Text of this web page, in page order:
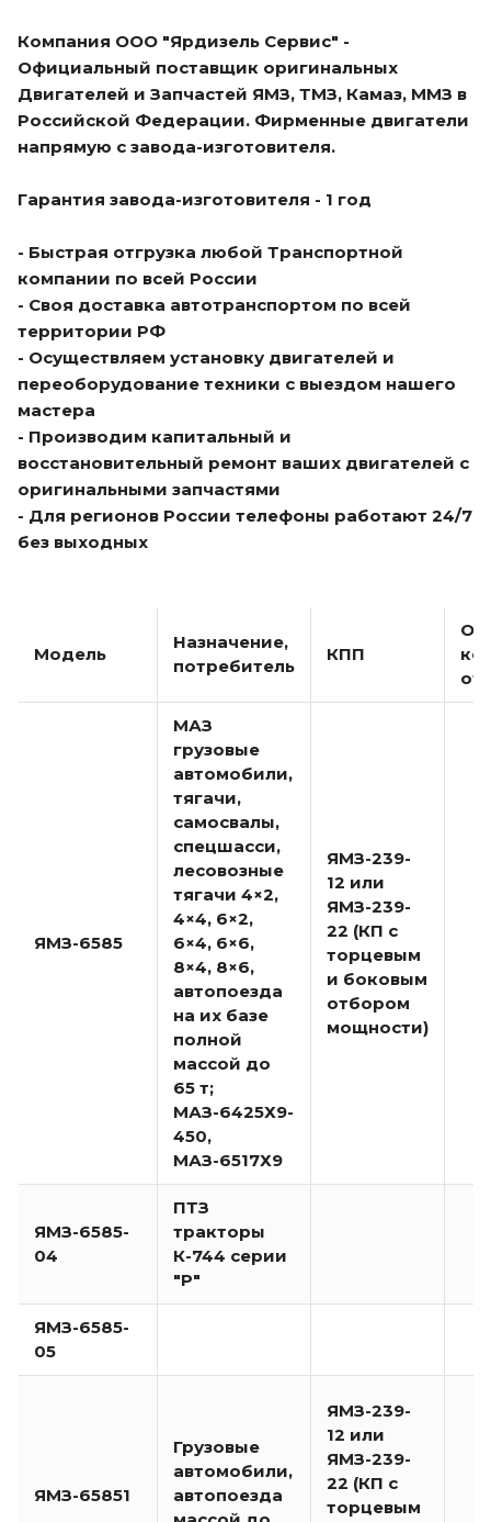
Компания ООО "Ярдизель Сервис" -
Официальный поставщик оригинальных
Двигателей и Запчастей ЯМЗ, ТМЗ, Камаз, ММЗ в
Российской Федерации. Фирменные двигатели
напрямую с завода-изготовителя.
Гарантия завода-изготовителя - 1 год
- Быстрая отгрузка любой Транспортной
компании по всей России
- Своя доставка автотранспортом по всей
территории РФ
- Осуществляем установку двигателей и
переоборудование техники с выездом нашего
мастера
- Производим капитальный и
восстановительный ремонт ваших двигателей с
оригинальными запчастями
- Для регионов России телефоны работают 24/7
без выходных
Модель
Назначение,
потребитель
КПП
ЯМЗ-6585
МАЗ
грузовые
автомобили,
тягачи,
самосвалы,
спецшасси,
лесовозные
тягачи 4×2,
4×4, 6×2,
6×4, 6×6,
8×4, 8×6,
автопоезда
на их базе
полной
массой до
65 т;
МАЗ-6425Х9-
450,
МАЗ-6517Х9
ЯМЗ-239-
12 или
ЯМЗ-239-
22 (КП с
торцевым
и боковым
отбором
мощности)
ЯМЗ-6585-
04
ПТЗ
тракторы
К-744 серии
"Р"
ЯМЗ-6585-
05
ЯМЗ-65851
Грузовые
автомобили,
автопоезда
ЯМЗ-239-
12 или
ЯМЗ-239-
22 (КП с
торцевым